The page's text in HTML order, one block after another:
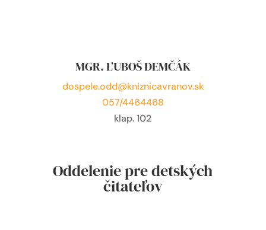
MGR. ĽUBOŠ DEMČÁK
dospele.odd@kniznicavranov.sk
057/4464468
klap. 102
Oddelenie pre detských
čitateľov